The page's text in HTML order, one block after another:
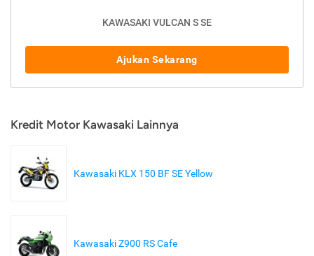
KAWASAKI VULCAN S SE
Ajukan Sekarang
Kredit Motor Kawasaki Lainnya
Kawasaki KLX 150 BF SE Yellow
Kawasaki Z900 RS Cafe